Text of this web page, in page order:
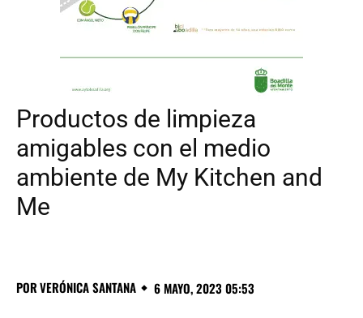
Productos de limpieza
amigables con el medio
ambiente de My Kitchen and
Me
PORVERÓNICA SANTANA 6 MAYO, 2023 05:53